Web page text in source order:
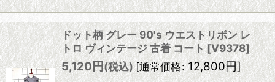
ドット柄 グレー 90's ウエストリボン レ
トロ ヴィンテージ 古着 コート[V9378]
5,120円(税込) [通常価格: 12,800円]